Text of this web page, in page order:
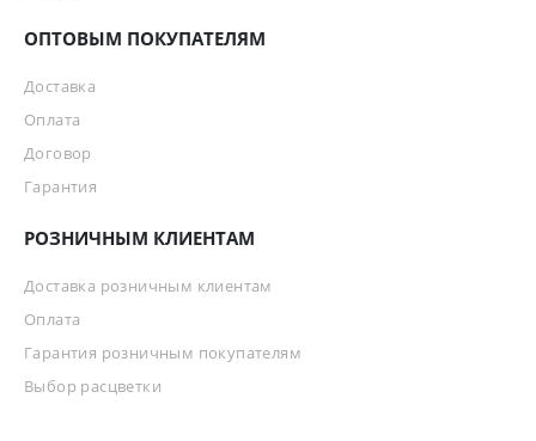
ОПТОВЫМ ПОКУПАТЕЛЯМ
Доставка
Оплата
Договор
Гарантия
РОЗНИЧНЫМ КЛИЕНТАМ
Доставка розничным клиентам
Оплата
Гарантия розничным покупателям
Выбор расцветки